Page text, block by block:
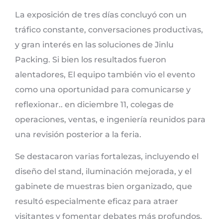
La exposición de tres días concluyó con un
tráfico constante, conversaciones productivas,
y gran interés en las soluciones de Jinlu
Packing. Si bien los resultados fueron
alentadores, El equipo también vio el evento
como una oportunidad para comunicarse y
reflexionar.. en diciembre 11, colegas de
operaciones, ventas, e ingeniería reunidos para
una revisión posterior a la feria.
Se destacaron varias fortalezas, incluyendo el
diseño del stand, iluminación mejorada, y el
gabinete de muestras bien organizado, que
resultó especialmente eficaz para atraer
visitantes y fomentar debates más profundos.